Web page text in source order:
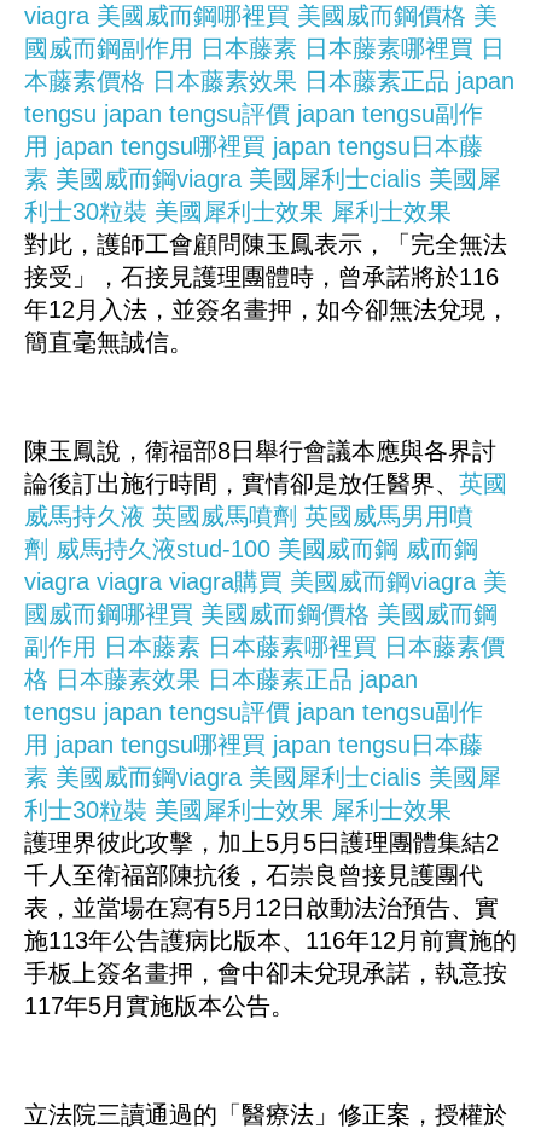
viagra 美國威而鋼哪裡買 美國威而鋼價格 美
國威而鋼副作用 日本藤素 日本藤素哪裡買 日
本藤素價格 日本藤素效果 日本藤素正品 japan
tengsu japan tengsu評價 japan tengsu副作
用 japan tengsu哪裡買 japan tengsu日本藤
素 美國威而鋼viagra 美國犀利士cialis 美國犀
利士30粒裝 美國犀利士效果 犀利士效果
對此，護師工會顧問陳玉鳳表示，「完全無法
接受」，石接見護理團體時，曾承諾將於116
年12月入法，並簽名畫押，如今卻無法兌現，
簡直毫無誠信。
陳玉鳳說，衛福部8日舉行會議本應與各界討
論後訂出施行時間，實情卻是放任醫界、 英國
威馬持久液 英國威馬噴劑 英國威馬男用噴
劑 威馬持久液stud-100 美國威而鋼 威而鋼
viagra viagra viagra購買 美國威而鋼viagra 美
國威而鋼哪裡買 美國威而鋼價格 美國威而鋼
副作用 日本藤素 日本藤素哪裡買 日本藤素價
格 日本藤素效果 日本藤素正品 japan
tengsu japan tengsu評價 japan tengsu副作
用 japan tengsu哪裡買 japan tengsu日本藤
素 美國威而鋼viagra 美國犀利士cialis 美國犀
利士30粒裝 美國犀利士效果 犀利士效果
護理界彼此攻擊，加上5月5日護理團體集結2
千人至衛福部陳抗後，石崇良曾接見護團代
表，並當場在寫有5月12日啟動法治預告、實
施113年公告護病比版本、116年12月前實施的
手板上簽名畫押，會中卻未兌現承諾，執意按
117年5月實施版本公告。
立法院三讀通過的「醫療法」修正案，授權於